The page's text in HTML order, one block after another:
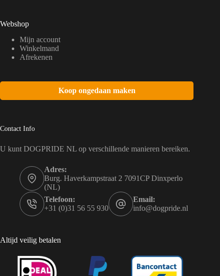
Webshop
Mijn account
Winkelmand
Afrekenen
Koop ongedaan maken
Contact Info
U kunt DOGPRIDE NL op verschillende manieren bereiken.
Adres:
Burg. Haverkampstraat 2 7091CP Dinxperlo
(NL)
Telefoon:
+31 (0)31 56 55 930
Email:
info@dogpride.nl
Altijd veilig betalen